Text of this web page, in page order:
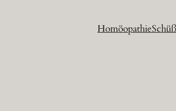
Homöopathie